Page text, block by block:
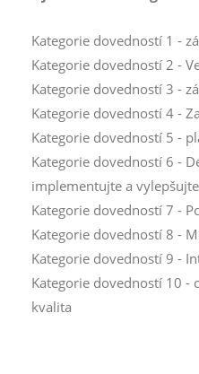
Kategorie dovedností 1 -
Kategorie dovedností 2 -
Kategorie dovedností 3 -
Kategorie dovedností 4 -
Kategorie dovedností 5 -
Kategorie dovedností 6 -
implementujte a
Kategorie dovedností 7 -
Kategorie dovedností 8 -
Kategorie dovedností 9 -
Kategorie dovedností 10 -
kvalita